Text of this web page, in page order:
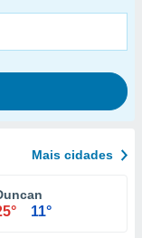
Mais cidades
11°